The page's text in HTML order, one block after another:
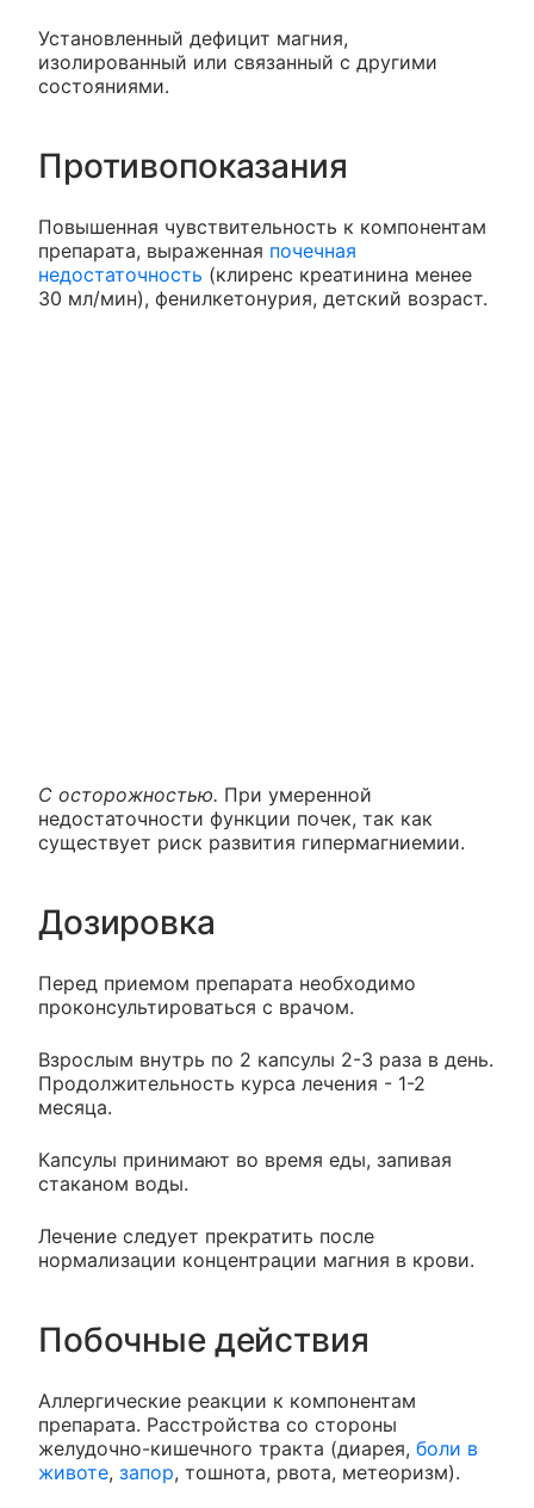
Установленный дефицит магния,
изолированный или связанный с другими
состояниями.
Противопоказания
Повышенная чувствительность к компонентам
препарата, выраженная почечная
недостаточность (клиренс креатинина менее
30 мл/мин), фенилкетонурия, детский возраст.
С осторожностью. При умеренной
недостаточности функции почек, так как
существует риск развития гипермагниемии.
Дозировка
Перед приемом препарата необходимо
проконсультироваться с врачом.
Взрослым внутрь по 2 капсулы 2-3 раза в день.
Продолжительность курса лечения - 1-2
месяца.
Капсулы принимают во время еды, запивая
стаканом воды.
Лечение следует прекратить после
нормализации концентрации магния в крови.
Побочные действия
Аллергические реакции к компонентам
препарата. Расстройства со стороны
желудочно-кишечного тракта (диарея, боли в
животе, запор, тошнота, рвота, метеоризм).